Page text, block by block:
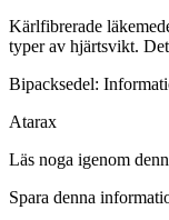
Kärlfibrerade
typer av hjärtsvikt.
Bipacksedel:
Atarax
Läs noga igenom
Spara denna